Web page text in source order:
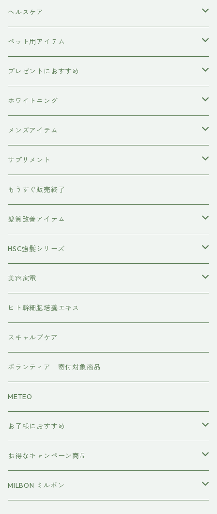
ダークニル
N .（エヌドット）
インプライム
塩基性カラー剤
クロマID
美容液
オールインワンジェル
ボディソープ
洗顔料
炭酸洗顔フォーム
ヴィーガン認証
ヘルスケア
エイジングケア
ペット用アイテム
犬用シャンプー
ペット用ブラシ
サプリメント
プレゼントにおすすめ
男性にプレゼント
女性にプレゼント
ホワイトニング
歯磨き粉
メンズアイテム
ボディケア
除毛クリーム
育毛ケア
養毛剤
フェイスケア
サプリメント
犬用
もうすぐ販売終了
髪質改善アイテム
トステアケア
レブリン酸ケア
水素トリートメント
プレックスケア
CMCケア
HSC強髪シリーズ
アイラッシュ
美容家電
ヘアアイロン
マグネット
ドライヤー
ワンダム
ヒト幹細胞培養エキス
スキャルプケア
ボランティア 寄付対象商品
METEO
お子様におすすめ
イクエイブ キッズ プリンセス
お得なキャンペーン商品
おすすめセット
MILBON ミルボン